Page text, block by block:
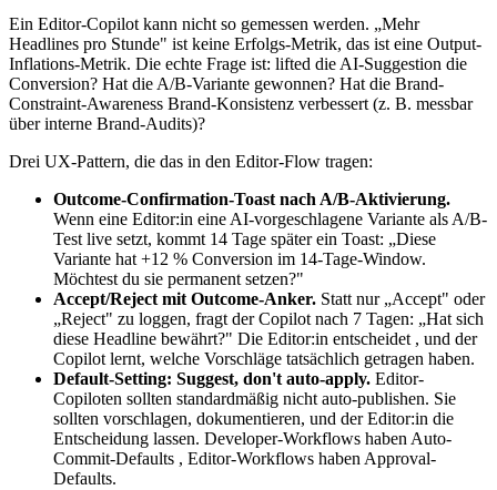
Ein Editor-Copilot kann nicht so gemessen werden. „Mehr
Headlines pro Stunde" ist keine Erfolgs-Metrik, das ist eine Output-
Inflations-Metrik. Die echte Frage ist: lifted die AI-Suggestion die
Conversion? Hat die A/B-Variante gewonnen? Hat die Brand-
Constraint-Awareness Brand-Konsistenz verbessert (z. B. messbar
über interne Brand-Audits)?
Drei UX-Pattern, die das in den Editor-Flow tragen:
Outcome-Confirmation-Toast nach A/B-Aktivierung.
Wenn eine Editor:in eine AI-vorgeschlagene Variante als A/B-
Test live setzt, kommt 14 Tage später ein Toast: „Diese
Variante hat +12 % Conversion im 14-Tage-Window.
Möchtest du sie permanent setzen?"
Accept/Reject mit Outcome-Anker. Statt nur „Accept" oder
„Reject" zu loggen, fragt der Copilot nach 7 Tagen: „Hat sich
diese Headline bewährt?" Die Editor:in entscheidet , und der
Copilot lernt, welche Vorschläge tatsächlich getragen haben.
Default-Setting: Suggest, don't auto-apply. Editor-
Copiloten sollten standardmäßig nicht auto-publishen. Sie
sollten vorschlagen, dokumentieren, und der Editor:in die
Entscheidung lassen. Developer-Workflows haben Auto-
Commit-Defaults , Editor-Workflows haben Approval-
Defaults.